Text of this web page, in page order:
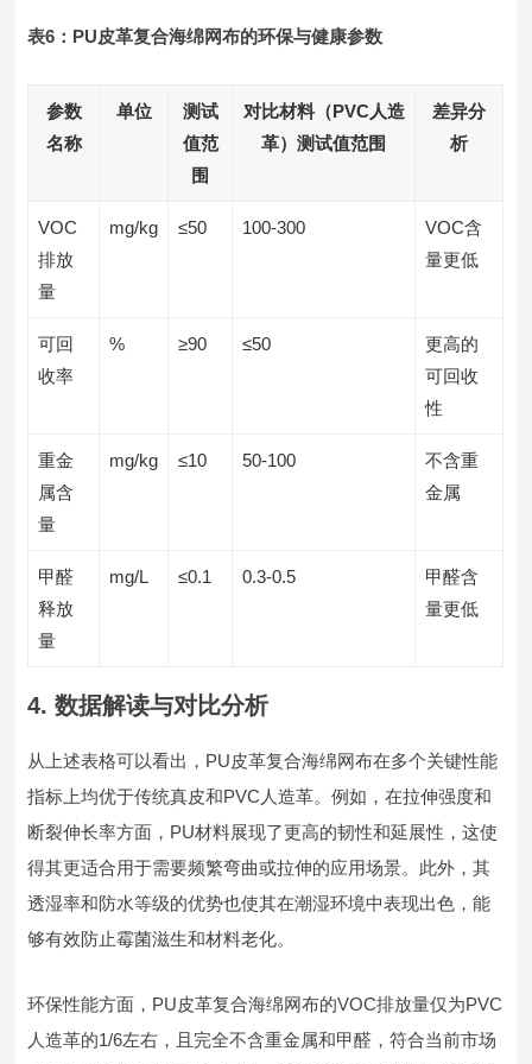
表6：PU皮革复合海绵网布的环保与健康参数
参数
名称
单位
测试
值范
围
对比材料（PVC人造
革）测试值范围
差异分
析
VOC
排放
量
mg/kg ≤50 100-300
VOC含
量更低
可回
收率
% ≥90 ≤50
更高的
可回收
性
重金
属含
量
mg/kg ≤10 50-100
不含重
金属
甲醛
释放
量
mg/L ≤0.1 0.3-0.5
甲醛含
量更低
4. 数据解读与对比分析
从上述表格可以看出，PU皮革复合海绵网布在多个关键性能
指标上均优于传统真皮和PVC人造革。例如，在拉伸强度和
断裂伸长率方面，PU材料展现了更高的韧性和延展性，这使
得其更适合用于需要频繁弯曲或拉伸的应用场景。此外，其
透湿率和防水等级的优势也使其在潮湿环境中表现出色，能
够有效防止霉菌滋生和材料老化。
环保性能方面，PU皮革复合海绵网布的VOC排放量仅为PVC
人造革的1/6左右，且完全不含重金属和甲醛，符合当前市场